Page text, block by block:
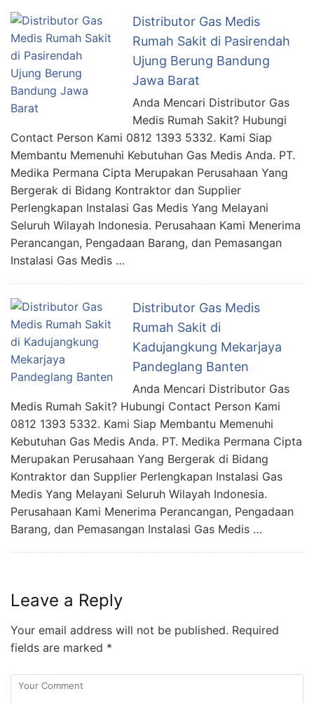
Distributor Gas Medis
Rumah Sakit di Pasirendah
Ujung Berung Bandung
Jawa Barat
Anda Mencari Distributor Gas
Medis Rumah Sakit? Hubungi
Contact Person Kami 0812 1393 5332. Kami Siap
Membantu Memenuhi Kebutuhan Gas Medis Anda. PT.
Medika Permana Cipta Merupakan Perusahaan Yang
Bergerak di Bidang Kontraktor dan Supplier
Perlengkapan Instalasi Gas Medis Yang Melayani
Seluruh Wilayah Indonesia. Perusahaan Kami Menerima
Perancangan, Pengadaan Barang, dan Pemasangan
Instalasi Gas Medis …
Distributor Gas Medis
Rumah Sakit di
Kadujangkung Mekarjaya
Pandeglang Banten
Anda Mencari Distributor Gas
Medis Rumah Sakit? Hubungi Contact Person Kami
0812 1393 5332. Kami Siap Membantu Memenuhi
Kebutuhan Gas Medis Anda. PT. Medika Permana Cipta
Merupakan Perusahaan Yang Bergerak di Bidang
Kontraktor dan Supplier Perlengkapan Instalasi Gas
Medis Yang Melayani Seluruh Wilayah Indonesia.
Perusahaan Kami Menerima Perancangan, Pengadaan
Barang, dan Pemasangan Instalasi Gas Medis …
Leave a Reply
Your email address will not be published. Required
fields are marked *